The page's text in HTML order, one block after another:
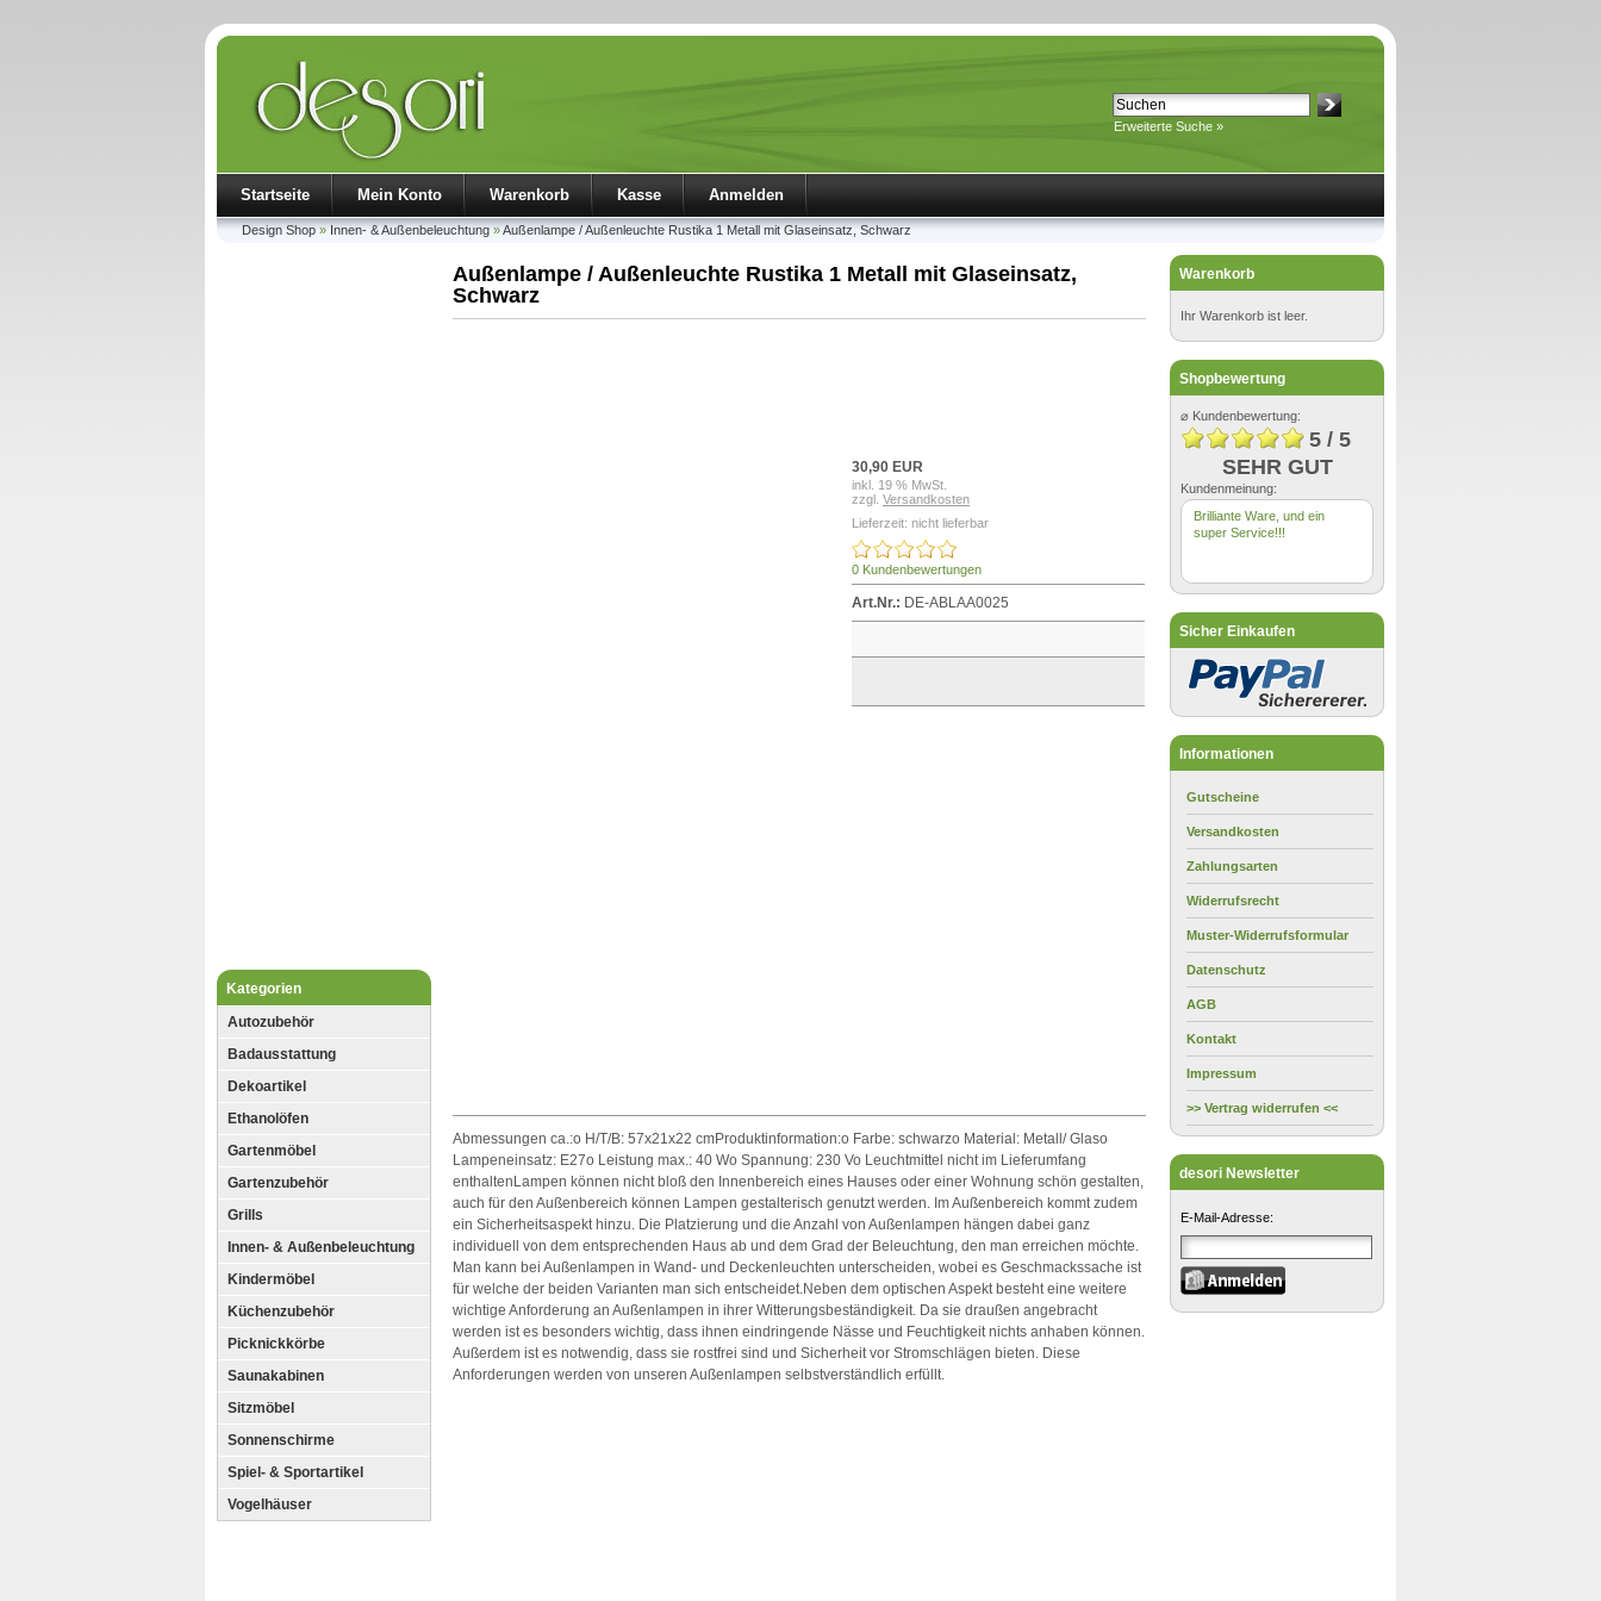
Erweiterte Suche »
Startseite Mein Konto Warenkorb Kasse Anmelden
Design Shop»Innen- & Außenbeleuchtung»Außenlampe / Außenleuchte Rustika 1 Metall mit Glaseinsatz, Schwarz
Kategorien
Autozubehör
Badausstattung
Dekoartikel
Ethanolöfen
Gartenmöbel
Gartenzubehör
Grills
Innen- & Außenbeleuchtung
Kindermöbel
Küchenzubehör
Picknickkörbe
Saunakabinen
Sitzmöbel
Sonnenschirme
Spiel- & Sportartikel
Vogelhäuser
Außenlampe / Außenleuchte Rustika 1 Metall mit Glaseinsatz,
Schwarz
30,90 EUR
inkl. 19 % MwSt.
zzgl. Versandkosten
Lieferzeit: nicht lieferbar
0 Kundenbewertungen
Art.Nr.: DE-ABLAA0025
Abmessungen ca.:o H/T/B: 57x21x22 cmProduktinformation:o Farbe: schwarzo Material: Metall/ Glaso
Lampeneinsatz: E27o Leistung max.: 40 Wo Spannung: 230 Vo Leuchtmittel nicht im Lieferumfang
enthaltenLampen können nicht bloß den Innenbereich eines Hauses oder einer Wohnung schön gestalten,
auch für den Außenbereich können Lampen gestalterisch genutzt werden. Im Außenbereich kommt zudem
ein Sicherheitsaspekt hinzu. Die Platzierung und die Anzahl von Außenlampen hängen dabei ganz
individuell von dem entsprechenden Haus ab und dem Grad der Beleuchtung, den man erreichen möchte.
Man kann bei Außenlampen in Wand- und Deckenleuchten unterscheiden, wobei es Geschmackssache ist
für welche der beiden Varianten man sich entscheidet.Neben dem optischen Aspekt besteht eine weitere
wichtige Anforderung an Außenlampen in ihrer Witterungsbeständigkeit. Da sie draußen angebracht
werden ist es besonders wichtig, dass ihnen eindringende Nässe und Feuchtigkeit nichts anhaben können.
Außerdem ist es notwendig, dass sie rostfrei sind und Sicherheit vor Stromschlägen bieten. Diese
Anforderungen werden von unseren Außenlampen selbstverständlich erfüllt.
Warenkorb
Ihr Warenkorb ist leer.
Shopbewertung
⌀ Kundenbewertung:
5 / 5
SEHR GUT
Kundenmeinung:
Brilliante Ware, und ein
super Service!!!
Sicher Einkaufen
Informationen
Gutscheine
Versandkosten
Zahlungsarten
Widerrufsrecht
Muster-Widerrufsformular
Datenschutz
AGB
Kontakt
Impressum
>> Vertrag widerrufen <<
desori Newsletter
E-Mail-Adresse: